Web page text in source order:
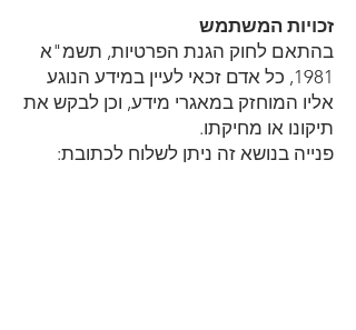
זכויות המשתמש
בהתאם לחוק הגנת הפרטיות, תשמ"א
1981, כל אדם זכאי לעיין במידע הנוגע
אליו המוחזק במאגרי מידע, וכן לבקש את
תיקונו או מחיקתו.
פנייה בנושא זה ניתן לשלוח לכתובת: